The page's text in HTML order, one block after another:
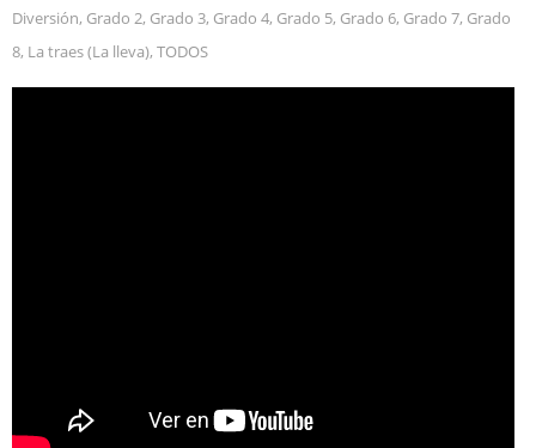
Diversión, Grado 2, Grado 3, Grado 4, Grado 5, Grado 6, Grado 7, Grado
8, La traes (La lleva), TODOS